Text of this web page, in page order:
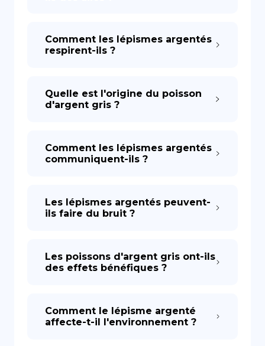
Comment les lépismes argentés
respirent-ils ?
Quelle est l'origine du poisson
d'argent gris ?
Comment les lépismes argentés
communiquent-ils ?
Les lépismes argentés peuvent-
ils faire du bruit ?
Les poissons d'argent gris ont-ils
des effets bénéfiques ?
Comment le lépisme argenté
affecte-t-il l'environnement ?